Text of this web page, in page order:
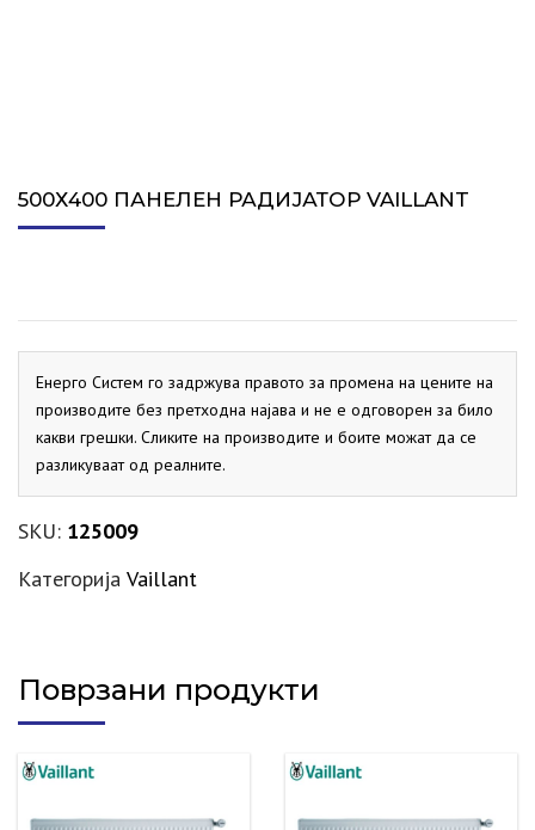
500Х400 ПАНЕЛЕН РАДИЈАТОР VAILLANT
Енерго Систем го задржува правото за промена на цените на
производите без претходна најава и не е одговорен за било
какви грешки. Сликите на производите и боите можат да се
разликуваат од реалните.
SKU: 125009
Категорија Vaillant
Поврзани продукти